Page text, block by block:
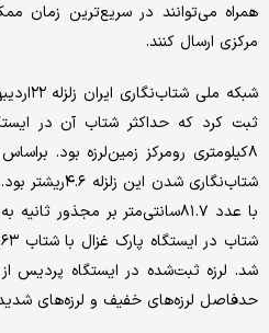
همراه می‌توانند در سریع‌ترین زمان
مرکزی ارسال کنند.
ثبت کرد که حداکثر شتاب آن در
۸کیلومتری رومرکز زمین‌لرزه بود.
شتاب‌نگاری شدن
با عدد ۸۱.۷سانتی‌متر بر مجذور
حدفاصل لرزه‌های خفیف و لرزه‌های